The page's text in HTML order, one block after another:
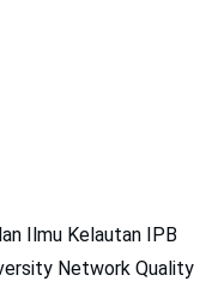
Ilmu Kelautan IPB
Network Quality